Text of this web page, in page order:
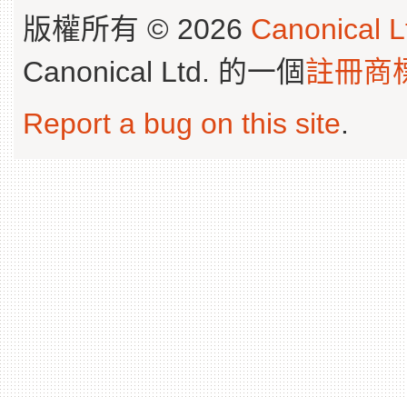
版權所有 © 2026 Canonical
Canonical Ltd. 的一個註冊商
Report a bug on this site.